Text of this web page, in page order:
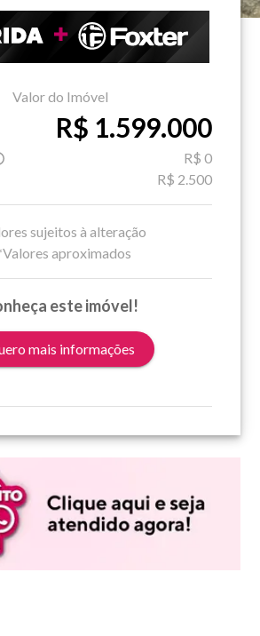
Valor do Imóvel
R$ 1.599.000
R$ 0
R$ 2.500
sujeitos à alteração
aproximados
este imóvel!
mais informações